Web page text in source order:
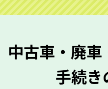
ご準備ください。車検証
質問させていただく内容
メーカー／車種
中古車・廃
手続き